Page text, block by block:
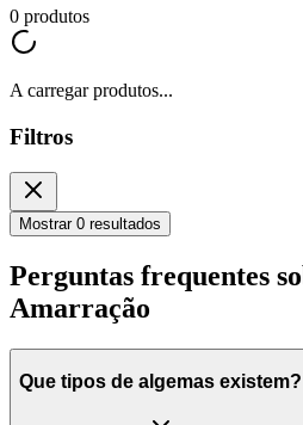
0 produtos
A carregar produtos...
Filtros
Mostrar 0 resultados
Perguntas frequentes
Amarração
Que tipos de algemas existem?